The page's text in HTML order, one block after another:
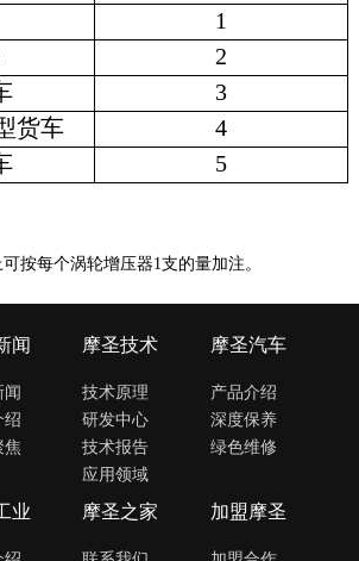
1
2
3
货车
4
5
按每个涡轮增压器1支的量加注。
闻
闻
绍
焦
摩圣技术
技术原理
研发中心
技术报告
应用领域
摩圣汽车
产品介绍
深度保养
绿色维修
业 摩圣之家 加盟摩圣